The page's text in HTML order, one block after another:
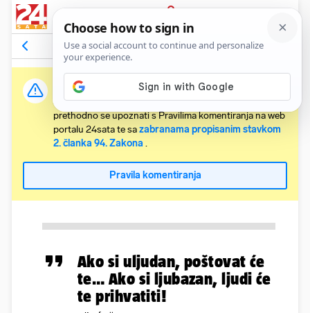
PRIJAVA
Komentari Relevantni
Važna obavijest:
Svaki korisnik koji želi komentirati članke obvezan je
prethodno se upoznati s Pravilima komentiranja na web
portalu 24sata te sazabranama propisanim stavkom
2. članka 94. Zakona .
Pravila komentiranja
Ako si uljudan, poštovat će
te… Ako si ljubazan, ljudi će
te prihvatiti!